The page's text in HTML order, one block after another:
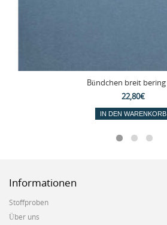
Bündchen breit bering
22,80€
IN DEN WARENKORB
Informationen
Stoffproben
Über uns